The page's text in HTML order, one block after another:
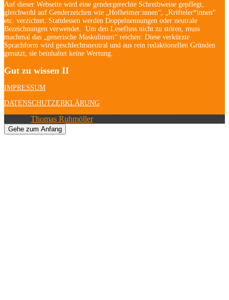
Auf dieser Webseite wird eine gendergerechte Schreibweise gepflegt,
gleichwohl auf Genderzeichen wie „Hofheimer:innen“, „Krifteler*innen“
etc. verzichtet. Stattdessen werden Doppelnennungen oder neutrale
Bezeichnungen verwendet. Um den Lesefluss nicht zu stören, muss
machmal das „generische Maskulinum“ reichen: Diese verkürzte
Sprachform wird geschlechtsneutral und aus rein redaktionellen Gründen
genutzt, sie beinhaltet keine Wertung.
Gut zu wissen II
IMPRESSUM
DATENSCHUTZERKLÄRUNG
Thomas Ruhmöller| Alle Rechte vorbehalten.
Gehe zum Anfang